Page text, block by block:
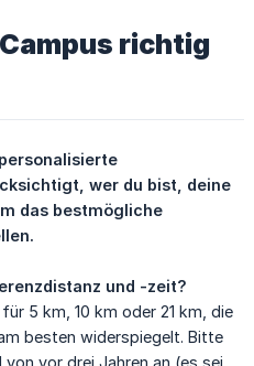
richtig
wer du bist, deine
das bestmögliche
und -zeit?
5 km, 10 km oder 21 km, die
besten widerspiegelt. Bitte
vor drei Jahren an (es sei